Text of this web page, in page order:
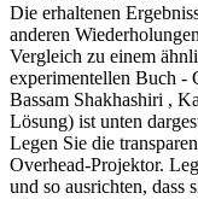
Die erhaltenen
anderen
Vergleich zu einem
experimentellen Buch -
Bassam Shakhashiri ,
Lösung) ist unten
Legen Sie die
Overhead-Projektor.
und so ausrichten, dass